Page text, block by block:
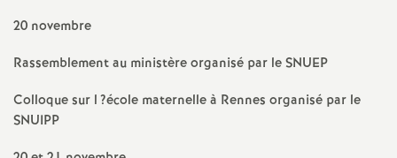
d
20 novembre
Rassemblement au ministère organisé par leSNUEP
Colloque sur l?école maternelle à Rennes organisé par le
SNUIPP